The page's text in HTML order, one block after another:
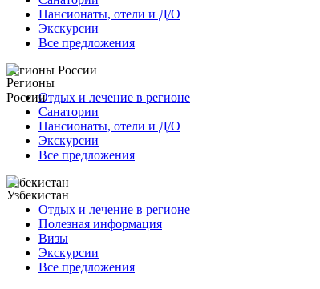
Пансионаты, отели и Д/О
Экскурсии
Все предложения
Регионы России
Отдых и лечение в регионе
Санатории
Пансионаты, отели и Д/О
Экскурсии
Все предложения
Узбекистан
Отдых и лечение в регионе
Полезная информация
Визы
Экскурсии
Все предложения